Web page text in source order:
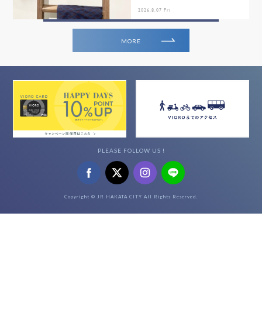
2026.8.07 Fri
MORE
PLEASE FOLLOW US !
Copyright © JR HAKATA CITY All Rights Reserved.